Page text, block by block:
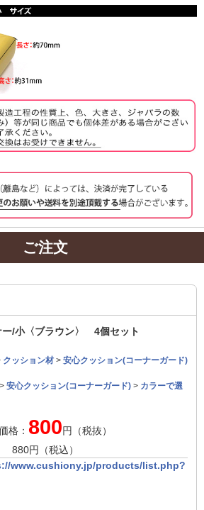
ご注文
ー/小〈ブラウン〉 4個セット
クッション材 > 安心クッション(コーナーガード)
> 安心クッション(コーナーガード) > カラーで選
格： 800円（税抜）
880円（税込）
www.cushiony.jp/products/list.php?